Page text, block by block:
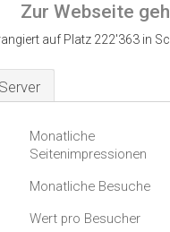
Zur Webseite
auf Platz 222'363 in
Server
Monatliche
Seitenimpressionen
Monatliche Besuche
Wert pro Besucher